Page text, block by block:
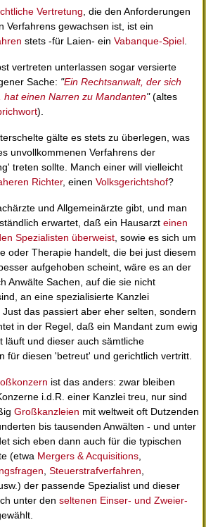
Vertretung, die den Anforderungen
Verfahrens gewachsen ist, ist ein
stets -für Laien- ein Vabanque-Spiel.
vertreten unterlassen sogar versierte
Sache: "Ein Rechtsanwalt, der sich
hat einen Narren zu Mandanten"(altes
).
gälte es stets zu überlegen, was
unvollkommenen Verfahrens der
treten sollte. Manch einer will vielleicht
Richter, einen Volksgerichtshof?
und Allgemeinärzte gibt, und man
erwartet, daß ein Hausarzt einen
Spezialisten überweist, sowie es sich um
oder Therapie handelt, die bei just diesem
aufgehoben scheint, wäre es an der
Anwälte Sachen, auf die sie nicht
an eine spezialisierte Kanzlei
das passiert aber eher selten, sondern
in der Regel, daß ein Mandant zum ewig
läuft und dieser auch sämtliche
für diesen 'betreut' und gerichtlich vertritt.
ist das anders: zwar bleiben
i.d.R. einer Kanzlei treu, nur sind
Großkanzleien mit weltweit oft Dutzenden
bis tausenden Anwälten - und unter
sich eben dann auch für die typischen
(etwa Mergers & Acquisitions,
, Steuerstrafverfahren,
der passende Spezialist und dieser
unter den seltenen Einser- und Zweier-